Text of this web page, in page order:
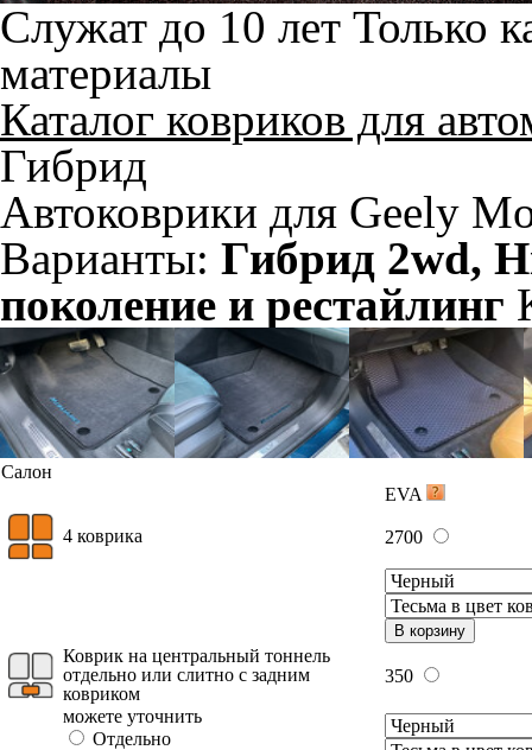
Служат до 10 лет Только
материалы
Каталог ковриков для
Гибрид
Автоковрики для Geely
Варианты: Гибрид 2wd,
поколение и рестайлинг
Салон
EVA
4 коврика 2700
В корзину
Коврик на центральный тоннель
отдельно или слитно с задним
ковриком
350
можете уточнить
Отдельно